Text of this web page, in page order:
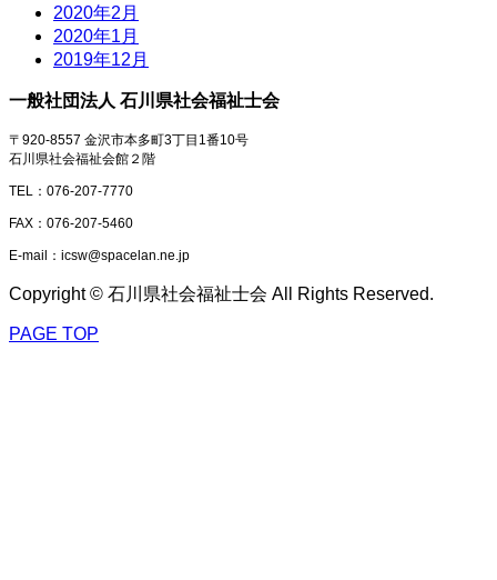
2020年2月
2020年1月
2019年12月
一般社団法人 石川県社会福祉士会
〒920-8557 金沢市本多町3丁目1番10号
石川県社会福祉会館２階
TEL：076-207-7770
FAX：076-207-5460
E-mail：icsw@spacelan.ne.jp
Copyright © 石川県社会福祉士会 All Rights Reserved.
PAGE TOP